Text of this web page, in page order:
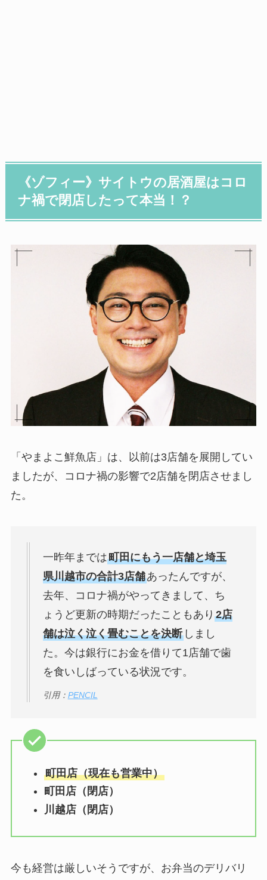
《ゾフィー》サイトウの居酒屋はコロ
ナ禍で閉店したって本当！？
「やまよこ鮮魚店」は、以前は3店舗を展開してい
ましたが、コロナ禍の影響で2店舗を閉店させまし
た。
一昨年までは町田にもう一店舗と埼玉
県川越市の合計3店舗あったんですが、
去年、コロナ禍がやってきまして、ち
ょうど更新の時期だったこともあり 2店
舗は泣く泣く畳むことを決断しまし
た。今は銀行にお金を借りて1店舗で歯
を食いしばっている状況です。
引用： PENCIL
町田店（現在も営業中）
町田店（閉店）
川越店（閉店）
今も経営は厳しいそうですが、お弁当のデリバリ